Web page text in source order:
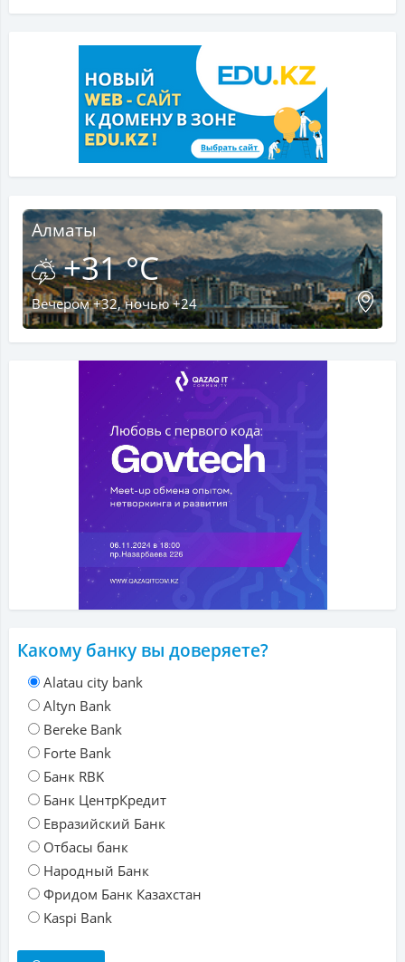
Алматы
+31 °C
Вечером +32, ночью +24
Какому банку вы доверяете?
Alatau city bank
Altyn Bank
Bereke Bank
Forte Bank
Банк RBK
Банк ЦентрКредит
Евразийский Банк
Отбасы банк
Народный Банк
Фридом Банк Казахстан
Kaspi Bank